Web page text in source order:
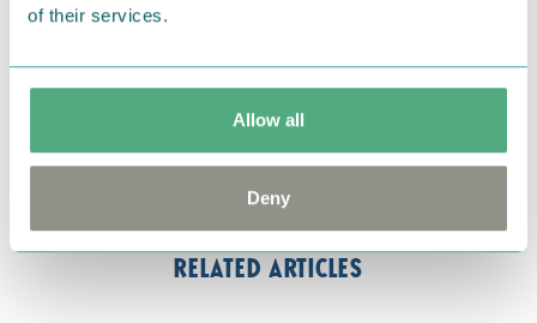
of their services.
Allow all
Deny
W01・02区画
アクセス 軽井沢駅【出口１】 徒歩10分
Related articles